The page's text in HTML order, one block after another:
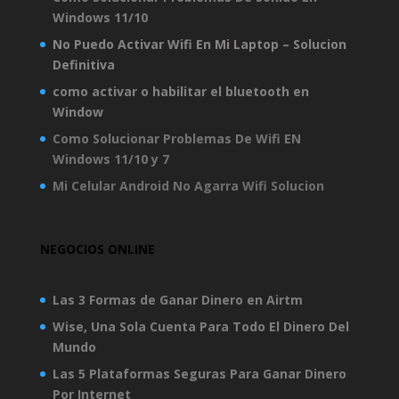
Windows 11/10
No Puedo Activar Wifi En Mi Laptop – Solucion
Definitiva
como activar o habilitar el bluetooth en
Window
Como Solucionar Problemas De Wifi EN
Windows 11/10 y 7
Mi Celular Android No Agarra Wifi Solucion
NEGOCIOS ONLINE
Las 3 Formas de Ganar Dinero en Airtm
Wise, Una Sola Cuenta Para Todo El Dinero Del
Mundo
Las 5 Plataformas Seguras Para Ganar Dinero
Por Internet